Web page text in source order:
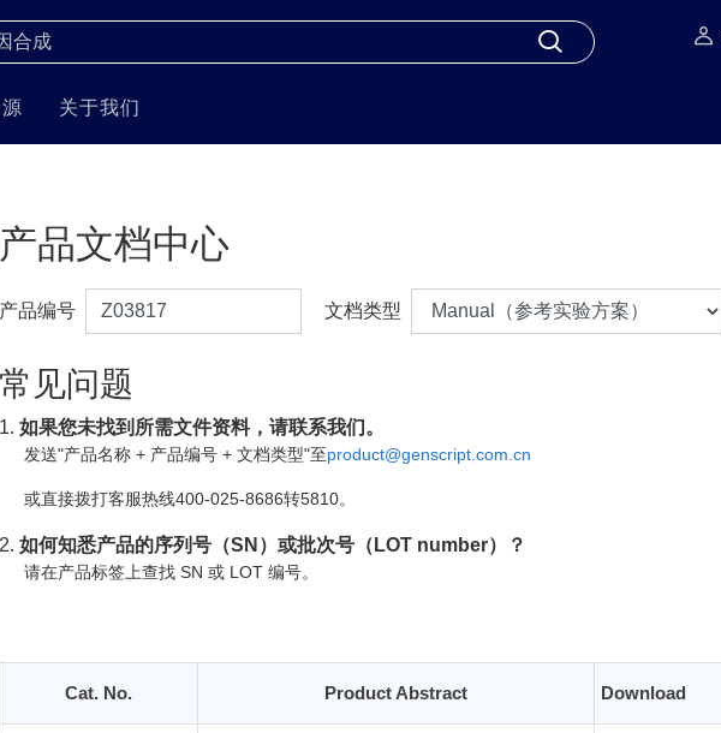
关于我们
产品文档中心
产品编号 文档类型
常见问题
1. 如果您未找到所需文件资料，请联系我们。
发送"产品名称 + 产品编号 + 文档类型"至product@genscript.com.cn
或直接拨打客服热线400-025-8686转5810。
2. 如何知悉产品的序列号（SN）或批次号（LOT number）？
请在产品标签上查找 SN 或 LOT 编号。
Cat. No. Product Abstract Download